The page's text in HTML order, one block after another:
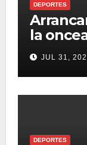
DEPORTES
la
Bimbo
JUL 31,
DEPORTES